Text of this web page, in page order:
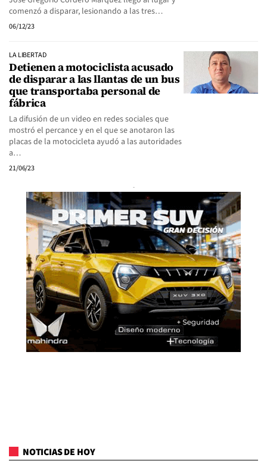
comenzó a disparar, lesionando a las tres…
06/12/23
LA LIBERTAD
Detienen a motociclista acusado
de disparar a las llantas de un bus
que transportaba personal de
fábrica
La difusión de un video en redes sociales que
mostró el percance y en el que se anotaron las
placas de la motocicleta ayudó a las autoridades
a…
21/06/23
NOTICIAS DE HOY